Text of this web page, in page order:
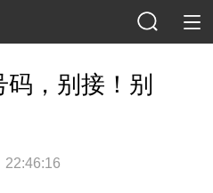
，别接！别
22:46:16